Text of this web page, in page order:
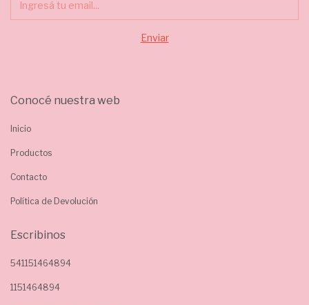
Conocé nuestra web
Inicio
Productos
Contacto
Política de Devolución
Escribinos
541151464894
1151464894